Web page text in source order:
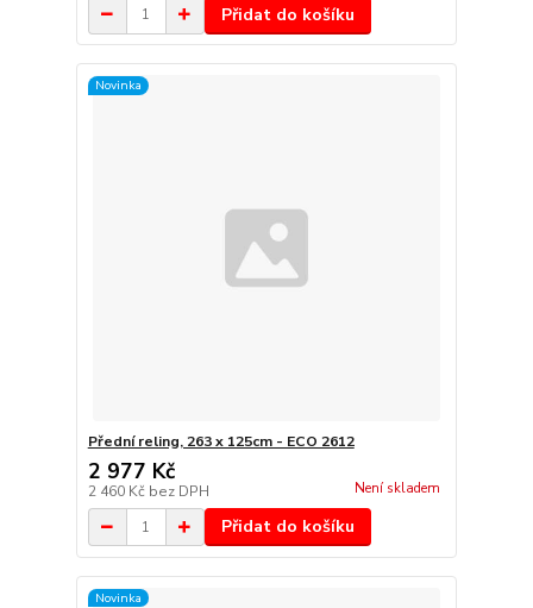
Přidat do košíku
Novinka
Přední reling, 263 x 125cm - ECO 2612
2 977 Kč
2 460 Kč bez DPH Není skladem
Přidat do košíku
Novinka